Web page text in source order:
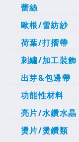
蕾絲
歐根/雪紡紗
荷葉/打摺帶
刺繡/加工裝飾
出芽&包邊帶
功能性材料
亮片/水鑽水晶
燙片/燙鑽類